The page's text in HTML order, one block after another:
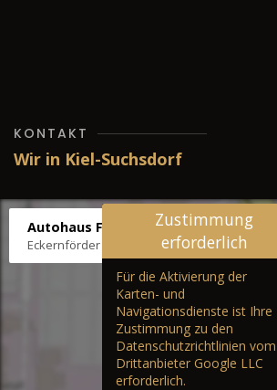
KONTAKT
Wir in Kiel-Suchsdorf
Autohaus Fräter
Eckernförder Str. /Klausbrooker Weg 1,
Zustimmung
erforderlich
Für die Aktivierung der
Karten- und
Navigationsdienste ist Ihre
Zustimmung zu den
Datenschutzrichtlinien vom
Drittanbieter Google LLC
erforderlich.